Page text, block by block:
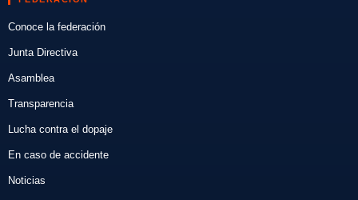
Conoce la federación
Junta Directiva
Asamblea
Transparencia
Lucha contra el dopaje
En caso de accidente
Noticias